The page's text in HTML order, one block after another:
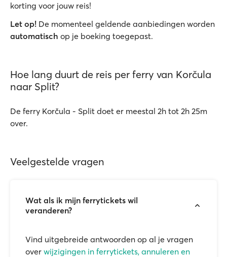
korting voor jouw reis!
Let op! De momenteel geldende aanbiedingen worden
automatisch op je boeking toegepast.
Hoe lang duurt de reis per ferry van Korčula
naar Split?
De ferry Korčula - Split doet er meestal 2h tot 2h 25m
over.
Veelgestelde vragen
Wat als ik mijn ferrytickets wil
veranderen?
Vind uitgebreide antwoorden op al je vragen
over wijzigingen in ferrytickets, annuleren en